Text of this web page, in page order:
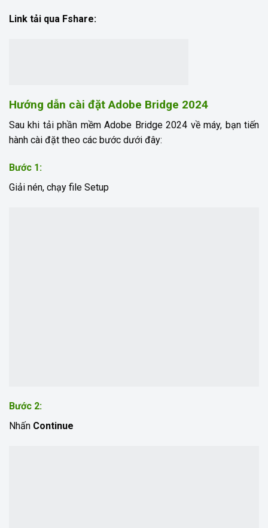
Link tải qua Fshare:
Hướng dẫn cài đặt Adobe Bridge 2024
Sau khi tải phần mềm Adobe Bridge 2024 về máy, bạn tiến
hành cài đặt theo các bước dưới đây:
Bước 1:
Giải nén, chạy file Setup
Bước 2:
Nhấn Continue